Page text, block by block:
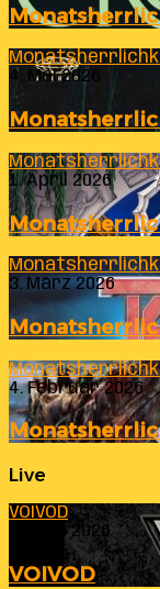
4. Mai 2026
1. April 2026
3. März 2026
4. Februar 2026
Live
VOIVOD
23. Juli 2026
VOIVOD